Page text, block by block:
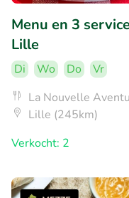
Menu en 3
Lille
Di Wo Do
Vr
La Nouvelle
Lille (245km)
Verkocht: 2